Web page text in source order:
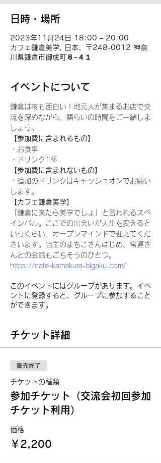
日時・場所
2023年11月24日 18:00 – 20:00
カフェ鎌倉美学, 日本、〒248-0012 神奈
川県鎌倉市御成町８−４１
イベントについて
鎌倉は夜も面白い！地元人が集まるお店で交
流を深めながら、語らいの時間をご一緒しま
しょう。
【参加費に含まれるもの】
・お食事
・ドリンク1杯
【参加費に含まれないもの】
・追加のドリンクはキャッシュオンでお願い
します。
【カフェ鎌倉美学】
「鎌倉に来たら美学でしょ」と言われるスペ
インバル。ここでの出会いが人生を変えると
いうくらい、オープンマインドで迎えてくだ
さいます。店主のまちこさんはじめ、常連さ
んとの会話もごちそうのひとつ。
https://cafe-kamakura-bigaku.com/
このイベントにはグループがあります。イベ
ントに登録すると、グループに参加すること
ができます。
チケット詳細
販売終了
チケットの種類
参加チケット（交流会初回参加
チケット利用）
価格
￥2,200